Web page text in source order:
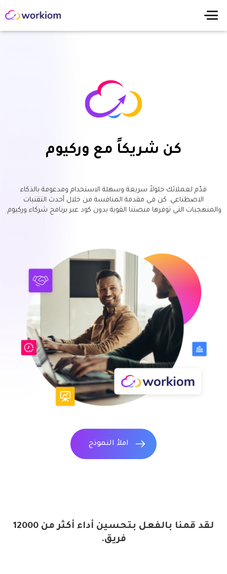
كن شريكاً مع وركيوم
قدّم لعملائك حلولاً سريعة وسهلة الاستخدام ومدعومة بالذكاء
الاصطناعي. كن في مقدمة المنافسة من خلال أحدث التقنيات
والمنهجيات التي توفرها منصتنا القوية بدون كود عبر برنامج شركاء وركيوم.
املأ النموذج
لقد قمنا بالفعل بتحسين أداء أكثر من 12000
فريق.